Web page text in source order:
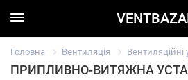
Головна Вентиляція Вентиляційні
ПРИПЛИВНО-ВИТЯЖНА